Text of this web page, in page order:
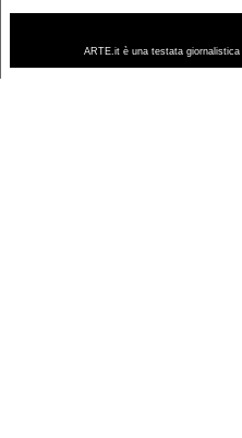
ARTE.it è una testata